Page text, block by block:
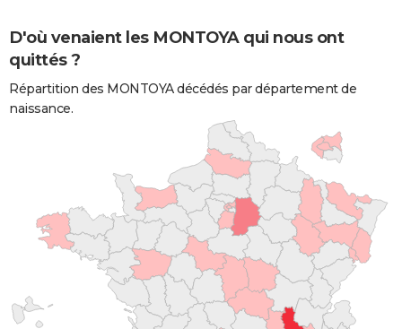
D'où venaient les MONTOYA qui nous ont
quittés ?
Répartition des MONTOYA décédés par département de
naissance.